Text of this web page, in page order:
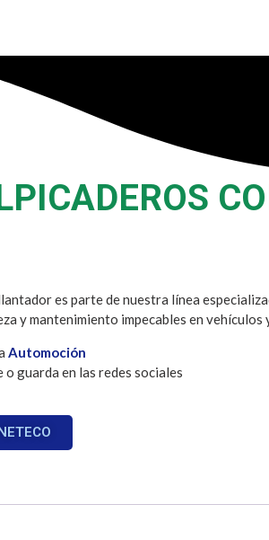
es parte de nuestra línea
y mantenimiento impecables en
Automoción
o guarda en las redes sociales